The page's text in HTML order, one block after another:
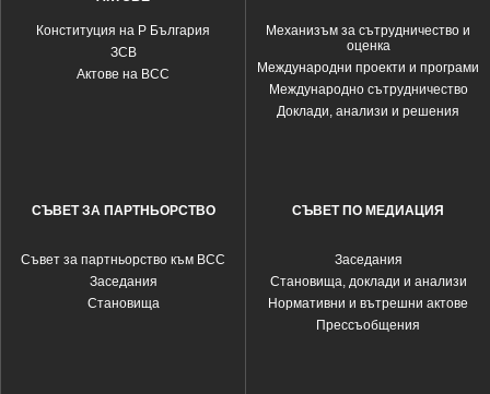
Конституция на Р България
ЗСВ
Актове на ВСС
Механизъм за сътрудничество и
оценка
Международни проекти и програми
Международно сътрудничество
Доклади, анализи и решения
СЪВЕТ ЗА ПАРТНЬОРСТВО
Съвет за партньорство към ВСС
Заседания
Становища
СЪВЕТ ПО МЕДИАЦИЯ
Заседания
Становища, доклади и анализи
Нормативни и вътрешни актове
Прессъобщения